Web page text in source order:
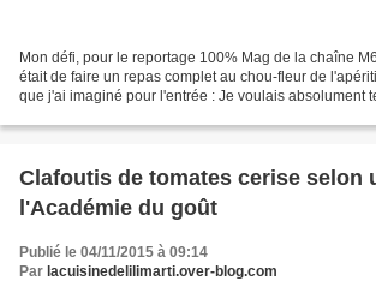
Mon défi, pour le reportage 100% Mag de la chaîne
était de faire un repas complet au chou-fleur de
que j'ai imaginé pour l'entrée : Je voulais absolument
Clafoutis de tomates cerise selon
l'Académie du goût
Publié le 04/11/2015 à 09:14
Par lacuisinedelilimarti.over-blog.com